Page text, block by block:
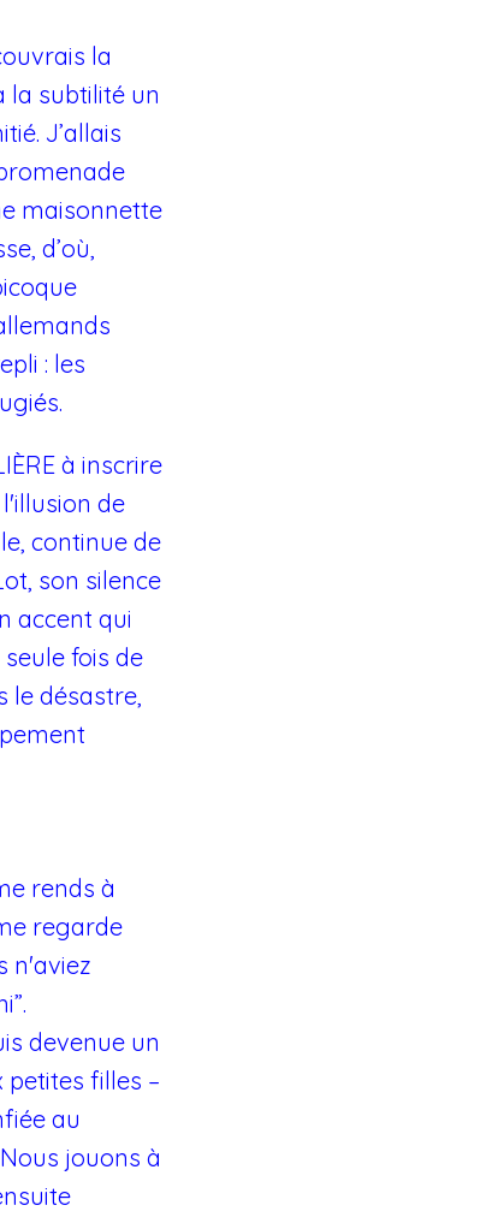
la
la subtilité un
J’allais
maisonnette
d’où,
: les
à inscrire
de
continue de
son silence
accent qui
fois de
le désastre,
rends à
regarde
n'aviez
devenue un
filles –
au
jouons à